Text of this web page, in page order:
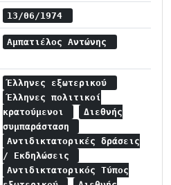
13/06/1974
Αμπατιέλος Αντώνης
Έλληνες εξωτερικού
Έλληνες πολιτικοί
κρατούμενοι
Διεθνής
συμπαράσταση
Αντιδικτατορικές δράσεις
/ Εκδηλώσεις
Αντιδικτατορικός Τύπος